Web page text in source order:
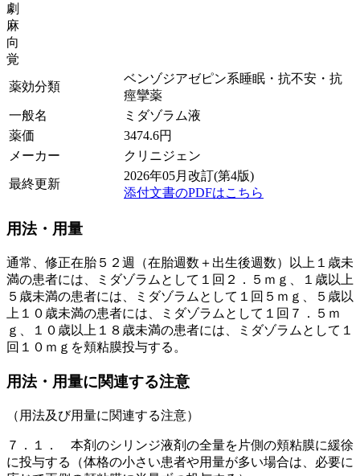
劇
麻
向
覚
薬効分類
ベンゾジアゼピン系睡眠・抗不安・抗
痙攣薬
一般名
ミダゾラム液
薬価
3474.6円
メーカー
クリニジェン
最終更新
2026年05月改訂(第4版)
添付文書のPDFはこちら
用法・用量
通常、修正在胎５２週（在胎週数＋出生後週数）以上１歳未
満の患者には、ミダゾラムとして１回２．５ｍｇ、１歳以上
５歳未満の患者には、ミダゾラムとして１回５ｍｇ、５歳以
上１０歳未満の患者には、ミダゾラムとして１回７．５ｍ
ｇ、１０歳以上１８歳未満の患者には、ミダゾラムとして１
回１０ｍｇを頬粘膜投与する。
用法・用量に関連する注意
（用法及び用量に関連する注意）
７．１． 本剤のシリンジ液剤の全量を片側の頬粘膜に緩徐
に投与する（体格の小さい患者や用量が多い場合は、必要に